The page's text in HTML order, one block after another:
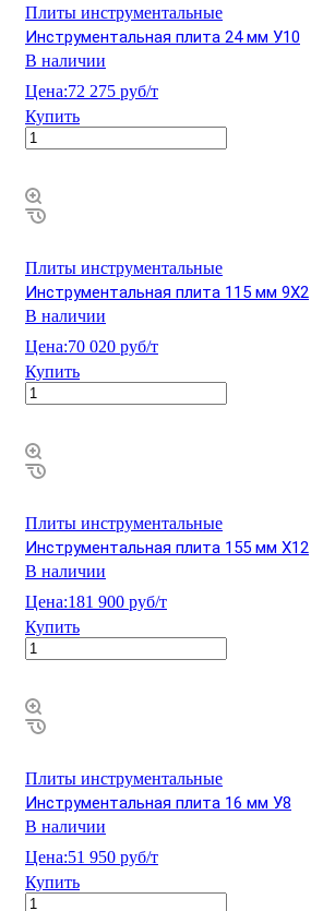
Плиты инструментальные
Инструментальная плита 24 мм У10
В наличии
Цена:72 275 руб/т
Купить
Плиты инструментальные
Инструментальная плита 115 мм 9Х2
В наличии
Цена:70 020 руб/т
Купить
Плиты инструментальные
Инструментальная плита 155 мм Х12
В наличии
Цена:181 900 руб/т
Купить
Плиты инструментальные
Инструментальная плита 16 мм У8
В наличии
Цена:51 950 руб/т
Купить